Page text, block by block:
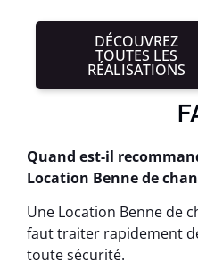
DÉCOUVREZ
TOUTES LES
RÉALISATIONS
Quand est-il
Location Benne de
Une Location Benne de
faut traiter rapidement
toute sécurité.